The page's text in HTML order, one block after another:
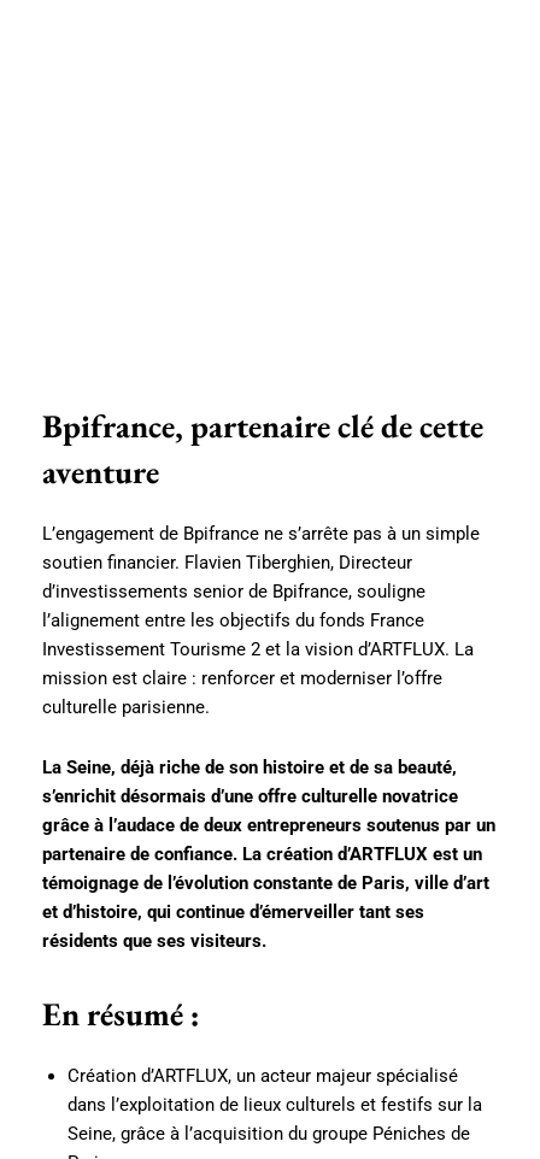
Bpifrance, partenaire clé de cette
aventure
L’engagement de Bpifrance ne s’arrête pas à un simple
soutien financier. Flavien Tiberghien, Directeur
d’investissements senior de Bpifrance, souligne
l’alignement entre les objectifs du fonds France
Investissement Tourisme 2 et la vision d’ARTFLUX. La
mission est claire : renforcer et moderniser l’offre
culturelle parisienne.
La Seine, déjà riche de son histoire et de sa beauté,
s’enrichit désormais d’une offre culturelle novatrice
grâce à l’audace de deux entrepreneurs soutenus par un
partenaire de confiance. La création d’ARTFLUX est un
témoignage de l’évolution constante de Paris, ville d’art
et d’histoire, qui continue d’émerveiller tant ses
résidents que ses visiteurs.
En résumé :
Création d’ARTFLUX, un acteur majeur spécialisé
dans l’exploitation de lieux culturels et festifs sur la
Seine, grâce à l’acquisition du groupe Péniches de